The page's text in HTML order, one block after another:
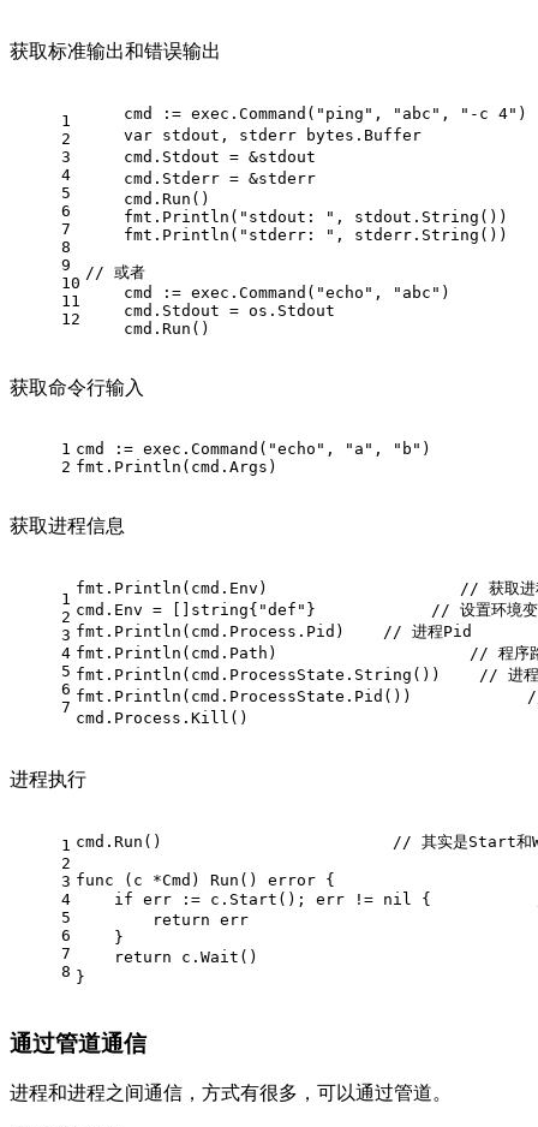
获取标准输出和错误输出
1
2
3
4
5
6
7
8
9
10
11
12
    cmd := exec.Command(
"ping" , "abc" , "-c 4"
var
    cmd.Run()
    fmt.Println(
"stdout: " , stdout.String())
    fmt.Println(
"stderr: " , stderr.String())
// 或者
    cmd := exec.Command(
"echo" , "abc" )
    cmd.Stdout = os.Stdout
    cmd.Run()
获取命令行输入
1
2
cmd := exec.Command("echo", "a", "b")
fmt.Println(cmd.Args)
获取进程信息
1
2
3
4
5
6
7
fmt.Println(cmd.Env)                    // 获取进程
cmd.Env = []string{"def"}            // 设置环境变
fmt.Println(cmd.Process.Pid)    // 进程Pid
fmt.Println(cmd.Path)                    // 程序
fmt.Println(cmd.ProcessState.String())    // 进程
fmt.Println(cmd.ProcessState.Pid())            //
cmd.Process.Kill()
进程执行
1
2
3
4
5
6
7
8
cmd.Run() // 其实是Start和
func (c *Cmd) Run() error
if err := c.Start(); err != nil
return err
    }
return
}
通过管道通信
进程和进程之间通信，方式有很多，可以通过管道。